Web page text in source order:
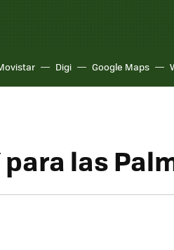
Digi Google Maps
para las